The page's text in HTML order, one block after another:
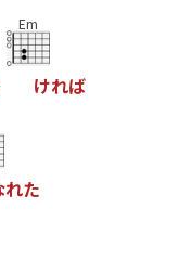
Em
ければ
れた